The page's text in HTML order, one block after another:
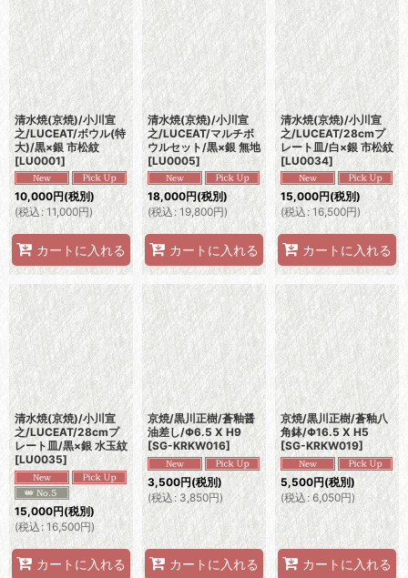
並び順 :
絞り込む
清水焼(京焼)/小川宣
之/LUCEAT/ボウル(特
大)/黒×銀 市松紋
[LU0001]
10,000円(税別)
(税込: 11,000円)
カートに入れる
清水焼(京焼)/小川宣
之/LUCEAT/マルチボ
ウルセット/黒×銀 無地
[LU0005]
18,000円(税別)
(税込: 19,800円)
カートに入れる
清水焼(京焼)/小川宣
之/LUCEAT/28cmプ
レート皿/白×銀 市松紋
[LU0034]
15,000円(税別)
(税込: 16,500円)
カートに入れる
清水焼(京焼)/小川宣
之/LUCEAT/28cmプ
レート皿/黒×銀 水玉紋
[LU0035]
15,000円(税別)
(税込: 16,500円)
カートに入れる
京焼/黒川正樹/蒼釉醤
油差し/Φ6.5 X H9
[SG-KRKW016]
3,500円(税別)
(税込: 3,850円)
カートに入れる
京焼/黒川正樹/蒼釉八
角鉢/Φ16.5 X H5
[SG-KRKW019]
5,500円(税別)
(税込: 6,050円)
カートに入れる